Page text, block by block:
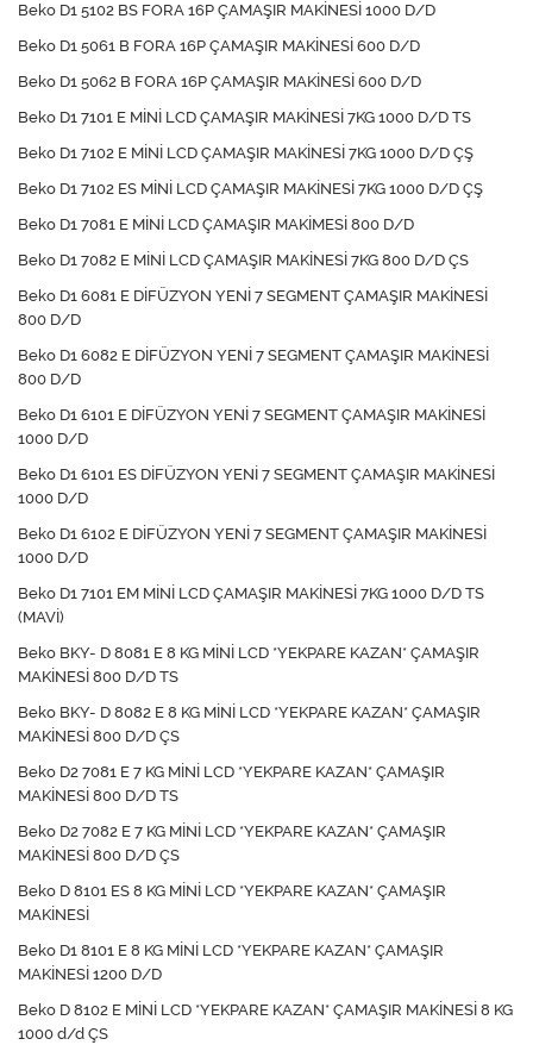
Beko D1 5102 BS FORA 16P ÇAMAŞIR MAKİNESİ 1000 D/D
Beko D1 5061 B FORA 16P ÇAMAŞIR MAKİNESİ 600 D/D
Beko D1 5062 B FORA 16P ÇAMAŞIR MAKİNESİ 600 D/D
Beko D1 7101 E MİNİ LCD ÇAMAŞIR MAKİNESİ 7KG 1000 D/D TS
Beko D1 7102 E MİNİ LCD ÇAMAŞIR MAKİNESİ 7KG 1000 D/D ÇŞ
Beko D1 7102 ES MİNİ LCD ÇAMAŞIR MAKİNESİ 7KG 1000 D/D ÇŞ
Beko D1 7081 E MİNİ LCD ÇAMAŞIR MAKİMESİ 800 D/D
Beko D1 7082 E MİNİ LCD ÇAMAŞIR MAKİNESİ 7KG 800 D/D ÇS
Beko D1 6081 E DİFÜZYON YENİ 7 SEGMENT ÇAMAŞIR MAKİNESİ
800 D/D
Beko D1 6082 E DİFÜZYON YENİ 7 SEGMENT ÇAMAŞIR MAKİNESİ
800 D/D
Beko D1 6101 E DİFÜZYON YENİ 7 SEGMENT ÇAMAŞIR MAKİNESİ
1000 D/D
Beko D1 6101 ES DİFÜZYON YENİ 7 SEGMENT ÇAMAŞIR MAKİNESİ
1000 D/D
Beko D1 6102 E DİFÜZYON YENİ 7 SEGMENT ÇAMAŞIR MAKİNESİ
1000 D/D
Beko D1 7101 EM MİNİ LCD ÇAMAŞIR MAKİNESİ 7KG 1000 D/D TS
(MAVİ)
Beko BKY- D 8081 E 8 KG MİNİ LCD *YEKPARE KAZAN* ÇAMAŞIR
MAKİNESİ 800 D/D TS
Beko BKY- D 8082 E 8 KG MİNİ LCD *YEKPARE KAZAN* ÇAMAŞIR
MAKİNESİ 800 D/D ÇS
Beko D2 7081 E 7 KG MİNİ LCD *YEKPARE KAZAN* ÇAMAŞIR
MAKİNESİ 800 D/D TS
Beko D2 7082 E 7 KG MİNİ LCD *YEKPARE KAZAN* ÇAMAŞIR
MAKİNESİ 800 D/D ÇS
Beko D 8101 ES 8 KG MİNİ LCD *YEKPARE KAZAN* ÇAMAŞIR
MAKİNESİ
Beko D1 8101 E 8 KG MİNİ LCD *YEKPARE KAZAN* ÇAMAŞIR
MAKİNESİ 1200 D/D
Beko D 8102 E MİNİ LCD *YEKPARE KAZAN* ÇAMAŞIR MAKİNESİ 8 KG
1000 d/d ÇS